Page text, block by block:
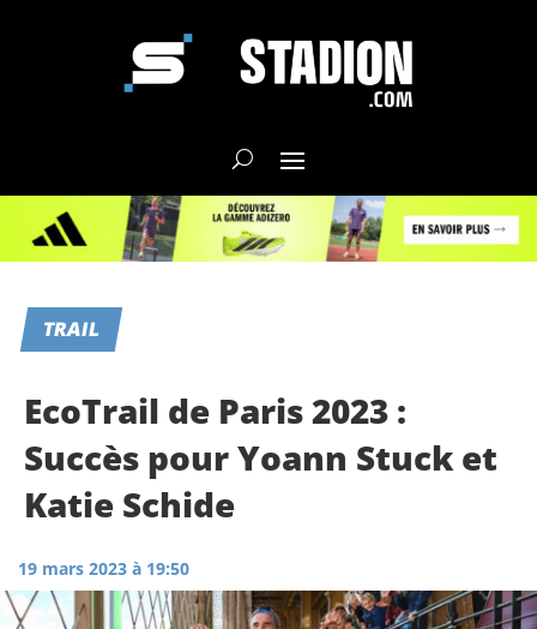
TRAIL
EcoTrail de Paris 2023 :
Succès pour Yoann Stuck et
Katie Schide
19 mars 2023 à 19:50